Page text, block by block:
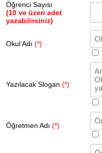
Öğrenci Sayısı
(10 ve üzeri adet
yazabilirsiniz)
Okul Adı (*)
Yazılacak Slogan (*)
Öğretmen Adı (*)